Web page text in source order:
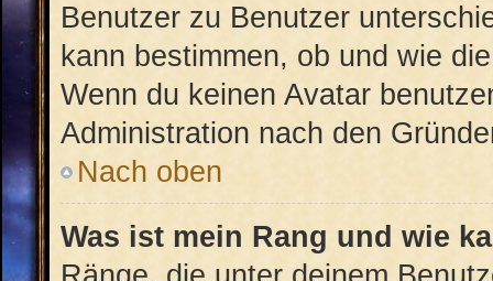
Benutzer zu Benutzer
kann bestimmen, ob und wie
Wenn du keinen Avatar
Administration nach den
Nach oben
Was ist mein Rang und wie